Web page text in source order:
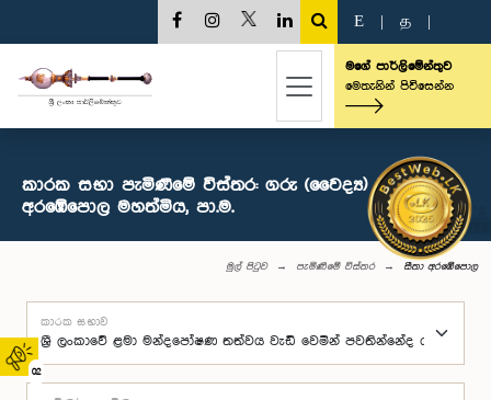
02
E த
මගේ පාර්ලිමේන්තුව
මෙතැනින් පිවිසෙන්න
කාරක සභා පැමිණීමේ විස්තර: ගරු (වෛද්‍ය) සීතා
අරඹේපොල මහත්මිය, පා.ම.
මුල් පිටුව පැමිණීමේ විස්තර සීතා අරඹේපොල
කාරක සභාව